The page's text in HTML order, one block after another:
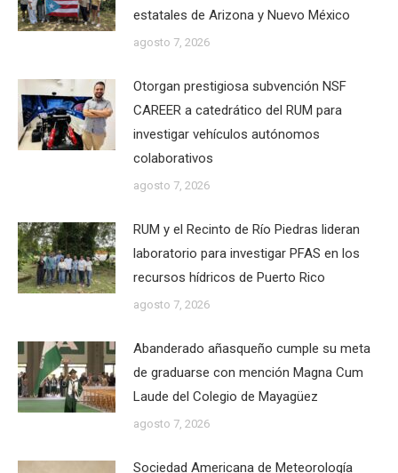
estatales de Arizona y Nuevo México
agosto 7, 2026
Otorgan prestigiosa subvención NSF
CAREER a catedrático del RUM para
investigar vehículos autónomos
colaborativos
agosto 7, 2026
RUM y el Recinto de Río Piedras lideran
laboratorio para investigar PFAS en los
recursos hídricos de Puerto Rico
agosto 7, 2026
Abanderado añasqueño cumple su meta
de graduarse con mención Magna Cum
Laude del Colegio de Mayagüez
agosto 7, 2026
Sociedad Americana de Meteorología